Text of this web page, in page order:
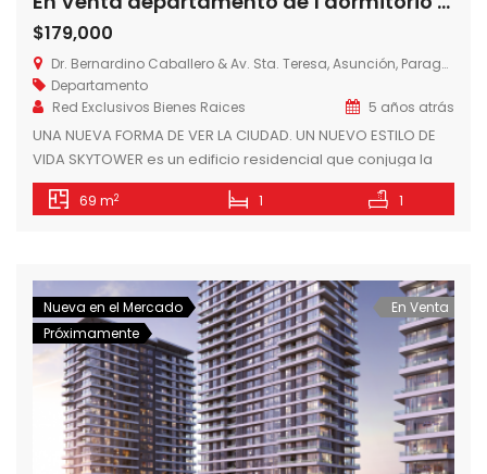
$179,000
Dr. Bernardino Caballero & Av. Sta. Teresa, Asunción, Paraguay
Departamento
Red Exclusivos Bienes Raices
5 años atrás
UNA NUEVA FORMA DE VER LA CIUDAD. UN NUEVO ESTILO DE
VIDA SKYTOWER es un edificio residencial que conjuga la
calidad arquitectónica y constructiva con el minucioso
cuidado por los detalles. Sus modernos apartamentos de
integral de amenities […]
69 m2 1 1
Nueva en el Mercado
Próximamente
En Venta